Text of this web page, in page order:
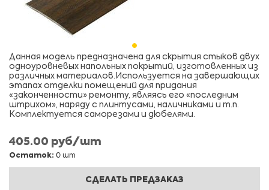
Данная модель предназначена для скрытия стыков двух
одноуровневых напольных покрытий, изготовленных из
различных материалов.Используется на завершающих
этапах отделки помещений для придания
«законченности» ремонту, являясь его «последним
штрихом», наряду с плинтусами, наличниками и т.п.
Комплектуется саморезами и дюбелями.
405.00 руб/шт
Остаток: 0 шт
СДЕЛАТЬ ПРЕДЗАКАЗ